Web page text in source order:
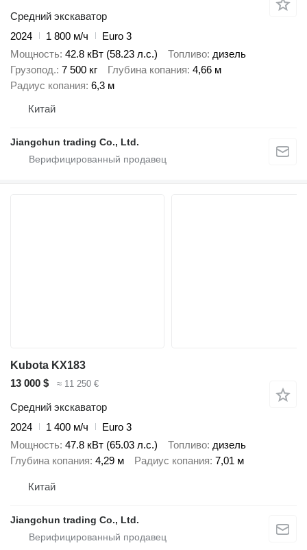
Средний экскаватор
2024
1 800 м/ч
Euro 3
Мощность 42.8 кВт (58.23 л.с.) Топливо дизель
Грузопод. 7 500 кг Глубина копания 4,66 м
Радиус копания 6,3 м
Китай
Jiangchun trading Co., Ltd.
Kubota KX183
13 000 $
≈ 11 250 €
Средний экскаватор
2024
1 400 м/ч
Euro 3
Мощность 47.8 кВт (65.03 л.с.) Топливо дизель
Глубина копания 4,29 м Радиус копания 7,01 м
Китай
Jiangchun trading Co., Ltd.